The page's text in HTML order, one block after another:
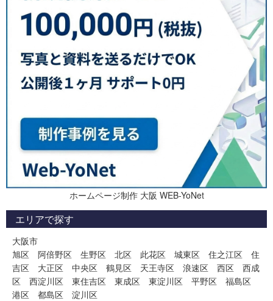
ホームページ制作 大阪 WEB-YoNet
エリアで探す
大阪市
旭区
阿倍野区 生野区 北区 此花区 城東区 住之江区
住
吉区
大正区 中央区 鶴見区 天王寺区 浪速区 西区
西成
区
西淀川区 東住吉区 東成区 東淀川区 平野区
福島区
港区
都島区 淀川区